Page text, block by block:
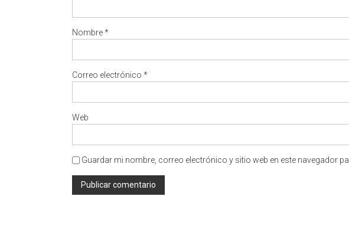
Nombre*
Correo electrónico *
Web
Guardar mi nombre, correo electrónico y sitio web en este navegador